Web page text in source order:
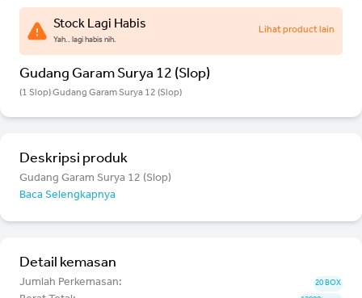
Stock Lagi Habis
Yah.. lagi habis nih.
Lihat product lain
Gudang Garam Surya 12 (Slop)
(1 Slop) Gudang Garam Surya 12 (Slop)
Deskripsi produk
Gudang Garam Surya 12 (Slop)
Baca Selengkapnya
Detail kemasan
Jumlah Perkemasan: 20 BOX